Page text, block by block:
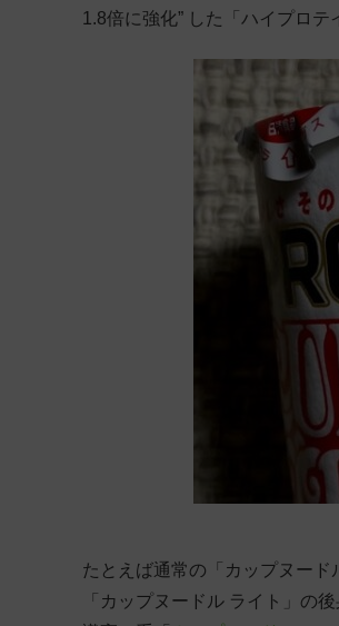
1.8倍に強化” した「ハイプロ
たとえば通常の「カップヌード
「カップヌードル ライト」の